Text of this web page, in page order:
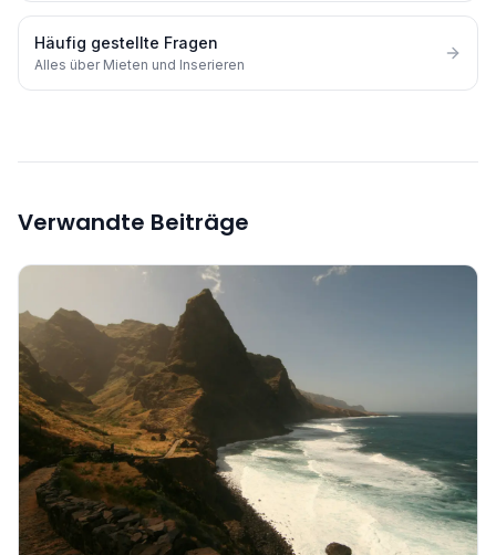
Häufig gestellte Fragen
Alles über Mieten und Inserieren
Verwandte Beiträge